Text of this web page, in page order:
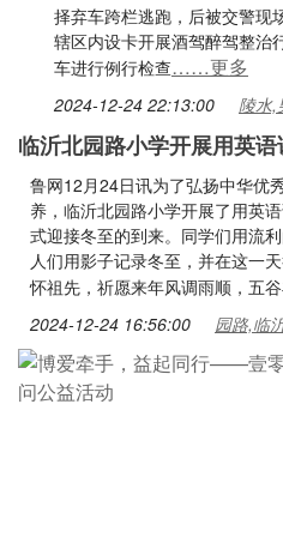
择弃车跨栏逃跑，后被交警现
辖区内设卡开展酒驾醉驾整治
车进行例行检查……更多
2024-12-24 22:13:00 陵水,
临沂北园路小学开展用英
鲁网12月24日讯为了弘扬中华优
养，临沂北园路小学开展了用英
式迎接冬至的到来。同学们用流
人们用影子记录冬至，并在这一
怀祖先，祈愿来年风调雨顺，五
2024-12-24 16:56:00 园路,临